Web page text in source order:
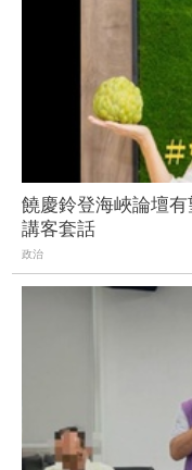
饒慶鈴登海峽論壇
講客套話
政治